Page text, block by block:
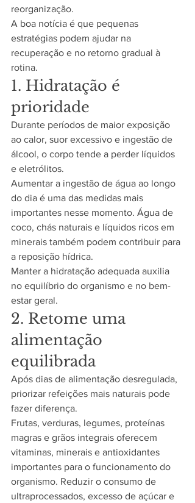
reorganização.
A boa notícia é que pequenas
estratégias podem ajudar na
recuperação e no retorno gradual à
rotina.
1. Hidratação é
prioridade
Durante períodos de maior exposição
ao calor, suor excessivo e ingestão de
álcool, o corpo tende a perder líquidos
e eletrólitos.
Aumentar a ingestão de água ao longo
do dia é uma das medidas mais
importantes nesse momento. Água de
coco, chás naturais e líquidos ricos em
minerais também podem contribuir para
a reposição hídrica.
Manter a hidratação adequada auxilia
no equilíbrio do organismo e no bem-
estar geral.
2. Retome uma
alimentação
equilibrada
Após dias de alimentação desregulada,
priorizar refeições mais naturais pode
fazer diferença.
Frutas, verduras, legumes, proteínas
magras e grãos integrais oferecem
vitaminas, minerais e antioxidantes
importantes para o funcionamento do
organismo. Reduzir o consumo de
ultraprocessados, excesso de açúcar e